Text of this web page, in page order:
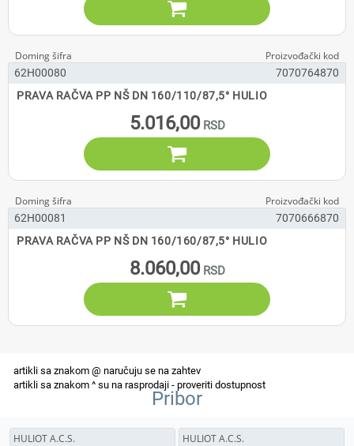

62H00080
7070764870
PRAVA RAČVA PP NŠ DN 160/110/87,5° HULIO
5.016,00

62H00081
7070666870
PRAVA RAČVA PP NŠ DN 160/160/87,5° HULIO
8.060,00

Pribor
HULIOT A.C.S. HULIOT A.C.S.